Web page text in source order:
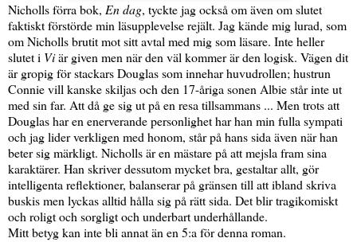
Nicholls förra bok, En dag, tyckte jag också om även om slutet
faktiskt förstörde min läsupplevelse rejält. Jag kände mig lurad, som
om Nicholls brutit mot sitt avtal med mig som läsare. Inte heller
slutet i Viär given men när den väl kommer är den logisk. Vägen dit
är gropig för stackars Douglas som innehar huvudrollen; hustrun
Connie vill kanske skiljas och den 17-åriga sonen Albie står inte ut
med sin far. Att då ge sig ut på en resa tillsammans ... Men trots att
Douglas har en enerverande personlighet har han min fulla sympati
och jag lider verkligen med honom, står på hans sida även när han
beter sig märkligt. Nicholls är en mästare på att mejsla fram sina
karaktärer. Han skriver dessutom mycket bra, gestaltar allt, gör
intelligenta reflektioner, balanserar på gränsen till att ibland skriva
buskis men lyckas alltid hålla sig på rätt sida. Det blir tragikomiskt
och roligt och sorgligt och underbart underhållande.
Mitt betyg kan inte bli annat än en 5:a för denna roman.